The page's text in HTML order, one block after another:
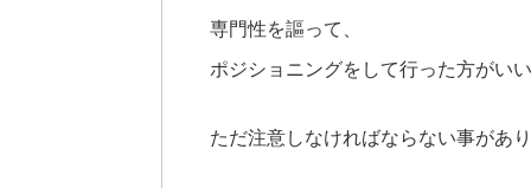
専門性を謳って、
ポジショニングをして行った方がいい
ただ注意しなければならない事があり